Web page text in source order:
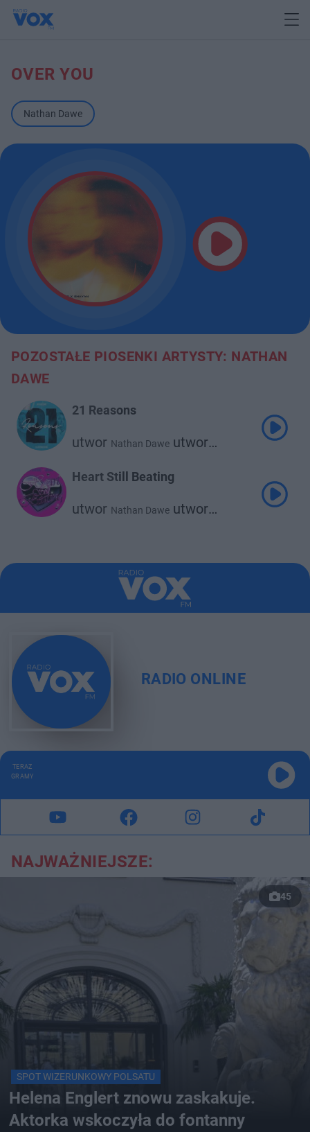
OVER YOU
Nathan Dawe
POZOSTAŁE PIOSENKI ARTYSTY: NATHAN
DAWE
21 Reasons
utwor Nathan Dawe utwor
Heart Still Beating
utwor Nathan Dawe utwor
RADIO ONLINE
TERAZ
GRAMY
NAJWAŻNIEJSZE:
45
SPOT WIZERUNKOWY POLSATU
Helena Englert znowu zaskakuje.
Aktorka wskoczyła do fontanny